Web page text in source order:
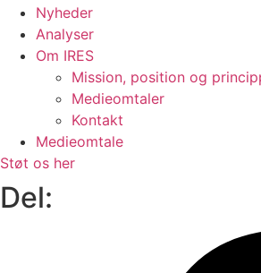
Nyheder
Analyser
Om IRES
Mission, position og
Medieomtaler
Kontakt
Medieomtale
Støt os her
Del: